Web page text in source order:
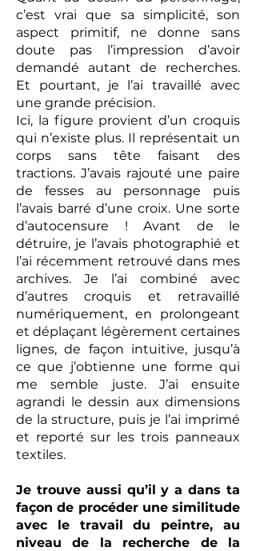
c’est vrai que sa simplicité, son
aspect primitif, ne donne sans
doute pas l’impression d’avoir
demandé autant de recherches.
Et pourtant, je l’ai travaillé avec
une grande précision.
Ici, la figure provient d’un croquis
qui n’existe plus. Il représentait un
corps sans tête faisant des
tractions. J’avais rajouté une paire
de fesses au personnage puis
l’avais barré d’une croix. Une sorte
d’autocensure ! Avant de le
détruire, je l’avais photographié et
l’ai récemment retrouvé dans mes
archives. Je l’ai combiné avec
d’autres croquis et retravaillé
numériquement, en prolongeant
et déplaçant légèrement certaines
lignes, de façon intuitive, jusqu’à
ce que j’obtienne une forme qui
me semble juste. J’ai ensuite
agrandi le dessin aux dimensions
de la structure, puis je l’ai imprimé
et reporté sur les trois panneaux
textiles.
Je trouve aussi qu’il y a dans ta
façon de procéder une similitude
avec le travail du peintre, au
niveau de la recherche de la